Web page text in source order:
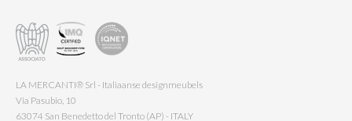
LA MERCANTI® Srl - Italiaanse designmeubels
Via Pasubio, 10
63074 San Benedetto del Tronto (AP) - ITALY